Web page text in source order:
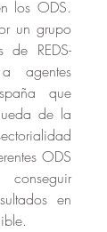
los ODS.
un grupo
de REDS-
agentes
que
de la
ODS
en